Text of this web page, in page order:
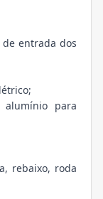
entrada dos
para
rebaixo, roda